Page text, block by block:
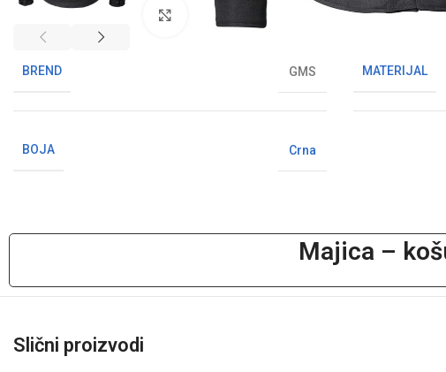
Klikni da uvećaš sliku
BREND GMS MATERIJAL
BOJA Crna
Majica –
Slični proizvodi